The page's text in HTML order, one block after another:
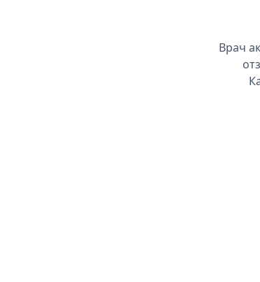
Врач